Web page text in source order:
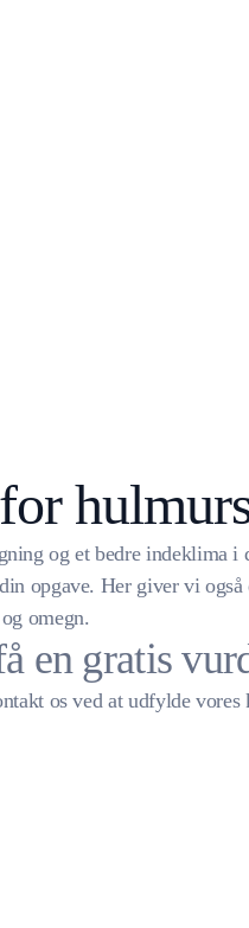
og et bedre indeklima
opgave. Her giver vi
omegn.
en gratis
os ved at udfylde